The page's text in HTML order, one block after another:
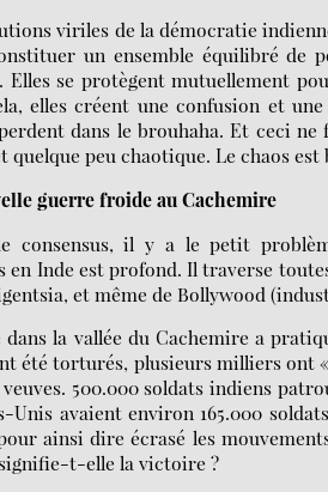
viriles de la démocratie
un ensemble équilibré de
Elles se protègent mutuellement
elles créent une confusion et
dans le brouhaha. Et ceci
quelque peu chaotique. Le chaos est
guerre froide au Cachemire
consensus, il y a le petit
en Inde est profond. Il traverse
et même de Bollywood
dans la vallée du Cachemire a
été torturés, plusieurs milliers ont
veuves. 500.000 soldats indiens
Unis avaient environ 165.000
ainsi dire écrasé les
t-elle la victoire ?